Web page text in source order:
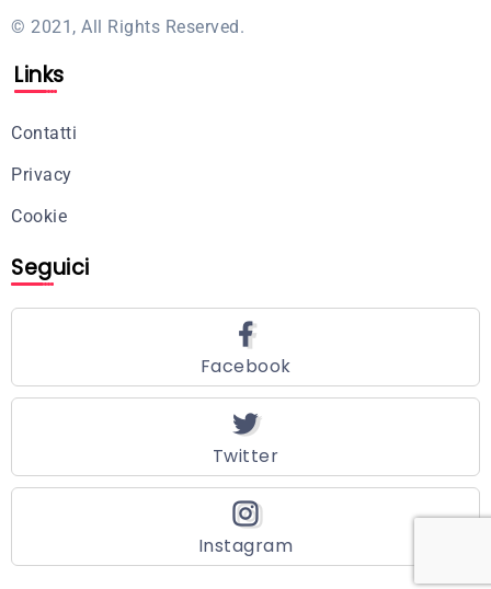
© 2021, All Rights Reserved.
Links
Contatti
Privacy
Cookie
Seguici
Facebook
Twitter
Instagram